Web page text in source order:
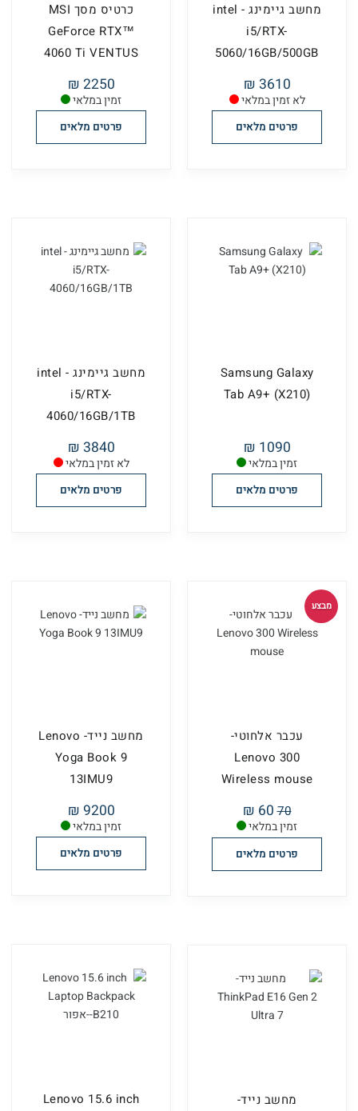
לא זמין במלאי
מחשב גיימינג - intel
i5/RTX-
5060/16GB/500GB
3610 ₪
פרטים מלאים
זמין במלאי
כרטיס מסך MSI
GeForce RTX™
4060 Ti VENTUS
3X 8G OC
2250 ₪
פרטים מלאים
זמין במלאי
Samsung Galaxy
Tab A9+ (X210)
1090 ₪
פרטים מלאים
לא זמין במלאי
מחשב גיימינג - intel
i5/RTX-
4060/16GB/1TB
3840 ₪
פרטים מלאים
זמין במלאי
מבצע
עכבר אלחוטי-
Lenovo 300
Wireless mouse
70
60 ₪
פרטים מלאים
זמין במלאי
מחשב נייד- Lenovo
Yoga Book 9
13IMU9
9200 ₪
פרטים מלאים
Lenovo 15.6 inch
מחשב נייד-